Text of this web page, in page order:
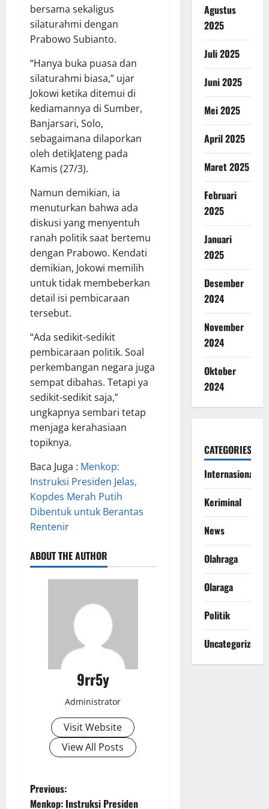
bersama sekaligus
silaturahmi dengan
Prabowo Subianto.
“Hanya buka puasa dan
silaturahmi biasa,” ujar
Jokowi ketika ditemui di
kediamannya di Sumber,
Banjarsari, Solo,
sebagaimana dilaporkan
oleh detikJateng pada
Kamis (27/3).
Namun demikian, ia
menuturkan bahwa ada
diskusi yang menyentuh
ranah politik saat bertemu
dengan Prabowo. Kendati
demikian, Jokowi memilih
untuk tidak membeberkan
detail isi pembicaraan
tersebut.
“Ada sedikit-sedikit
pembicaraan politik. Soal
perkembangan negara juga
sempat dibahas. Tetapi ya
sedikit-sedikit saja,”
ungkapnya sembari tetap
menjaga kerahasiaan
topiknya.
Baca Juga : Menkop:
Instruksi Presiden Jelas,
Kopdes Merah Putih
Dibentuk untuk Berantas
Rentenir
ABOUT THE AUTHOR
9rr5y
Administrator
Visit Website
View All Posts
P
Previous:
Menkop: Instruksi Presiden
Agustus
2025
Juli 2025
Juni 2025
Mei 2025
April 2025
Maret 2025
Februari
2025
Januari
2025
Desember
2024
November
2024
Oktober
2024
CATEGORIES
Internasional
Keriminal
News
Olahraga
Olaraga
Politik
Uncategorized